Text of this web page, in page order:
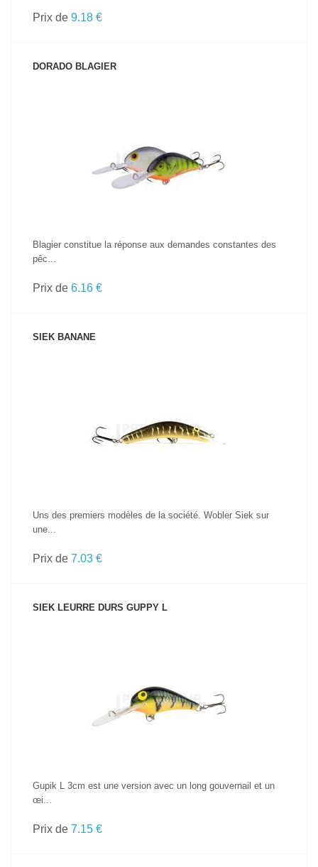
Prix de 9.18 €
DORADO BLAGIER
Blagier constitue la réponse aux demandes constantes des
pêc...
Prix de 6.16 €
SIEK BANANE
Uns des premiers modèles de la société. Wobler Siek sur
une...
Prix de 7.03 €
SIEK LEURRE DURS GUPPY L
Gupik L 3cm est une version avec un long gouvernail et un
œi...
Prix de 7.15 €